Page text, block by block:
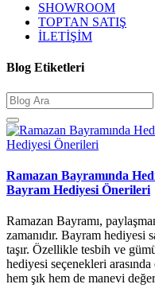
SHOWROOM
TOPTAN SATIŞ
İLETİŞİM
Blog Etiketleri
Ramazan Bayramında
Bayram Hediyesi Önerileri
Ramazan Bayramı,
zamanıdır. Bayram hediyesi
taşır. Özellikle tesbih ve
hediyesi seçenekleri
hem şık hem de manevi